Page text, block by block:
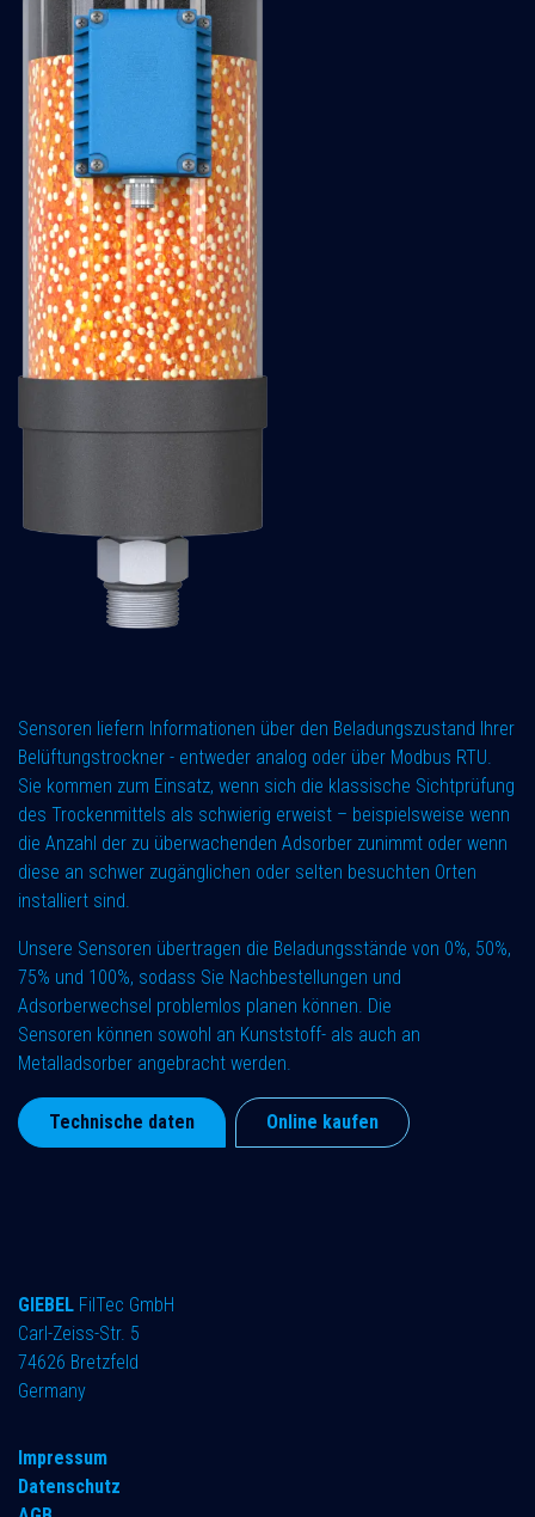
Sensoren liefern Informationen über den Beladungszustand Ihrer
Belüftungstrockner - entweder analog oder über Modbus RTU.
Sie kommen zum Einsatz, wenn sich die klassische Sichtprüfung
des Trockenmittels als schwierig erweist – beispielsweise wenn
die Anzahl der zu überwachenden Adsorber zunimmt oder wenn
diese an schwer zugänglichen oder selten besuchten Orten
installiert sind.
Unsere Sensoren übertragen die Beladungsstände von 0%, 50%,
75% und 100%, sodass Sie Nachbestellungen und
Adsorberwechsel problemlos planen können. Die
Sensoren können sowohl an Kunststoff- als auch an
Metalladsorber angebracht werden.
Technische daten Online kaufen
GIEBEL FilTec GmbH
Carl-Zeiss-Str. 5
74626 Bretzfeld
Germany
Impressum
Datenschutz